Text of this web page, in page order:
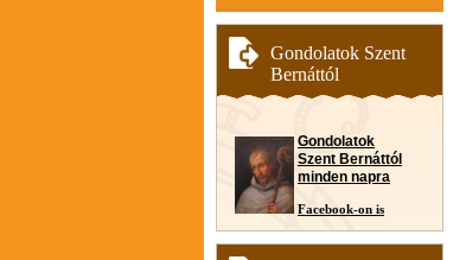
Gondolatok Szent
Bernáttól
Gondolatok
Szent Bernáttól
minden napra
Facebook-on is